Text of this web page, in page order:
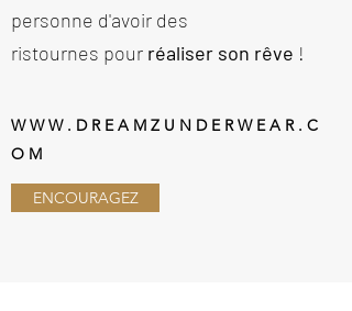
personne d'avoir des
ristournes pour réaliser son rêve !
W W W . D R E A M Z U N D E R W E A R . C
O M
ENCOURAGEZ